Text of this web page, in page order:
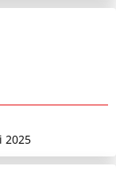
2025